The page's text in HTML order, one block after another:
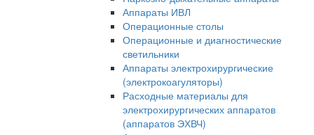
Аппараты ИВЛ
Операционные столы
Операционные и диагностические
светильники
Аппараты электрохирургические
(электрокоагуляторы)
Расходные материалы для
электрохирургических аппаратов
(аппаратов ЭХВЧ)